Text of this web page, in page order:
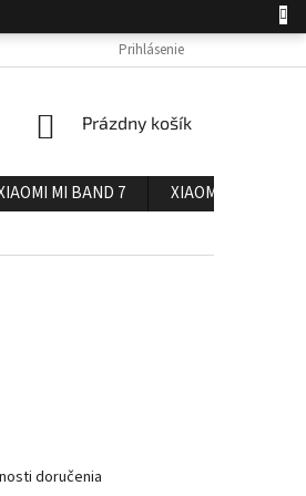
REKLAMÁCIA A VRÁTENIE
Prihlásenie
NÁKUPNÝ
Prázdny košík
MI BAND 7 XIAOMI MI BAND 6
doručenia